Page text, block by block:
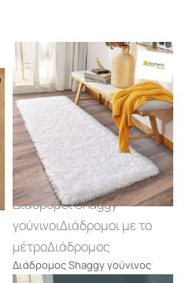
Διάδρομοι Shaggy
γούνινοιΔιάδρομοι με το
μέτροΔιάδρομος
Διάδρομος Shaggy γούνινος
Λευκό